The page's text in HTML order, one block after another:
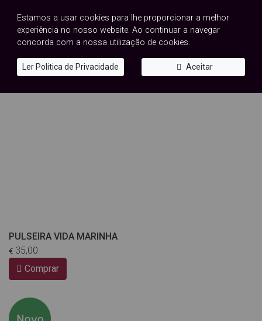
Comprar
PULSEIRA VIDA MARINHA
€ 35,00
Comprar
Estamos a usar cookies para lhe proporcionar a melhor
experiência no nosso website. Ao continuar a navegar
concorda com a nossa utilização de cookies.
Ler Politica de Privacidade Aceitar